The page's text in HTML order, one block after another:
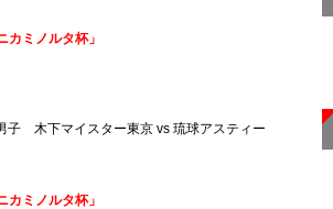
ミノルタ杯」
子 木下マイスター東京 vs 琉球アスティー
ミノルタ杯」